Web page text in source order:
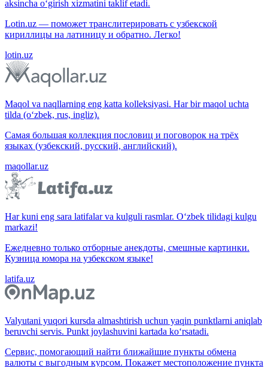
aksincha o‘girish xizmatini taklif etadi.
Lotin.uz — поможет транслитерировать с узбекской
кириллицы на латиницу и обратно. Легко!
lotin.uz
Maqol va naqllarning eng katta kolleksiyasi. Har bir maqol uchta
tilda (o‘zbek, rus, ingliz).
Самая большая коллекция пословиц и поговорок на трёх
языках (узбекский, русский, английский).
maqollar.uz
Har kuni eng sara latifalar va kulguli rasmlar. O‘zbek tilidagi kulgu
markazi!
Ежедневно только отборные анекдоты, смешные картинки.
Кузница юмора на узбекском языке!
latifa.uz
Valyutani yuqori kursda almashtirish uchun yaqin punktlarni aniqlab
beruvchi servis. Punkt joylashuvini kartada ko‘rsatadi.
Сервис, помогающий найти ближайшие пункты обмена
валюты с выгодным курсом. Покажет местоположение пункта